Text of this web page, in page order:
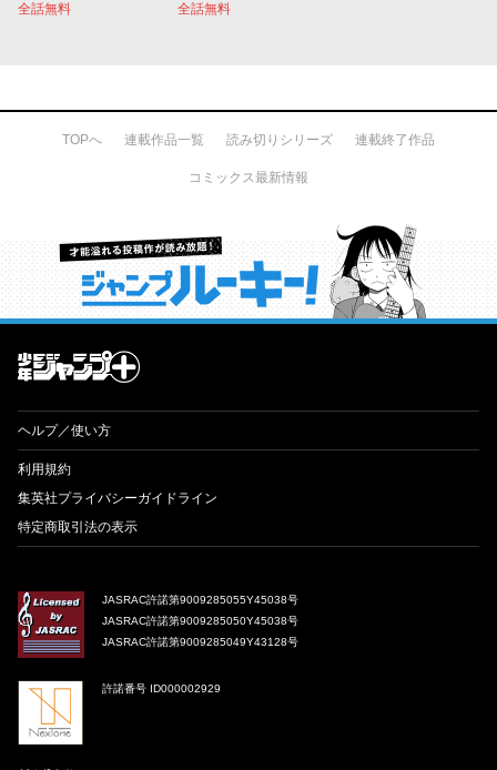
全話無料 全話無料
TOPへ 連載作品一覧 読み切りシリーズ 連載終了作品
コミックス最新情報
才能溢れる投稿作が読み放題！ ジャンプルーキー！
ヘルプ／使い方
利用規約
集英社プライバシーガイドライン
特定商取引法の表示
JASRAC許諾第9009285055Y45038号
JASRAC許諾第9009285050Y45038号
JASRAC許諾第9009285049Y43128号
許諾番号 ID000002929